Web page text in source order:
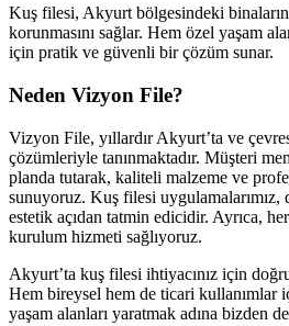
Kuş filesi, Akyurt bölgesindeki
korunmasını sağlar. Hem özel yaşam
için pratik ve güvenli bir çözüm sunar.
Neden Vizyon File?
Vizyon File, yıllardır Akyurt’ta ve
çözümleriyle tanınmaktadır. Müşteri
planda tutarak, kaliteli malzeme ve
sunuyoruz. Kuş filesi uygulamalarımız,
estetik açıdan tatmin edicidir. Ayrıca,
kurulum hizmeti sağlıyoruz.
Akyurt’ta kuş filesi ihtiyacınız için
Hem bireysel hem de ticari kullanımlar
yaşam alanları yaratmak adına bizden